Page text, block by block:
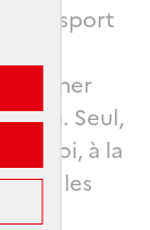
le sport
Seul,
soi, à la
tous les